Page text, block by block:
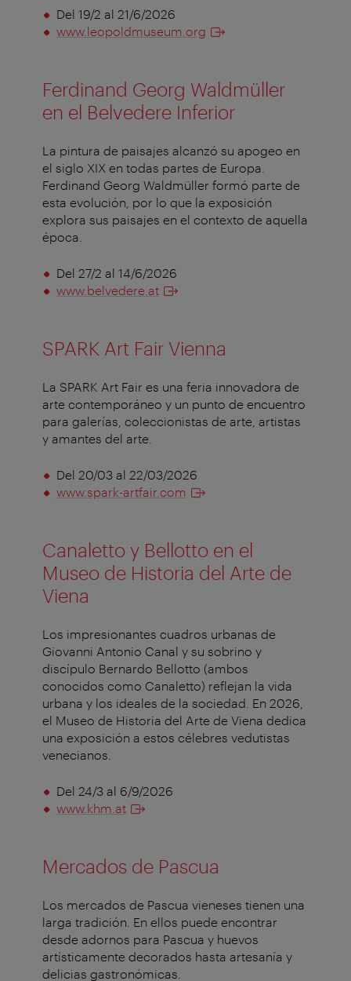
Del 19/2 al 21/6/2026
www.leopoldmuseum.org
Ferdinand Georg Waldmüller
en el Belvedere Inferior
La pintura de paisajes alcanzó su apogeo en
el siglo XIX en todas partes de Europa.
Ferdinand Georg Waldmüller formó parte de
esta evolución, por lo que la exposición
explora sus paisajes en el contexto de aquella
época.
Del 27/2 al 14/6/2026
www.belvedere.at
SPARK Art Fair Vienna
La SPARK Art Fair es una feria innovadora de
arte contemporáneo y un punto de encuentro
para galerías, coleccionistas de arte, artistas
y amantes del arte.
Del 20/03 al 22/03/2026
www.spark-artfair.com
Canaletto y Bellotto en el
Museo de Historia del Arte de
Viena
Los impresionantes cuadros urbanas de
Giovanni Antonio Canal y su sobrino y
discípulo Bernardo Bellotto (ambos
conocidos como Canaletto) reflejan la vida
urbana y los ideales de la sociedad. En 2026,
el Museo de Historia del Arte de Viena dedica
una exposición a estos célebres vedutistas
venecianos.
Del 24/3 al 6/9/2026
www.khm.at
Mercados de Pascua
Los mercados de Pascua vieneses tienen una
larga tradición. En ellos puede encontrar
desde adornos para Pascua y huevos
artísticamente decorados hasta artesanía y
delicias gastronómicas.